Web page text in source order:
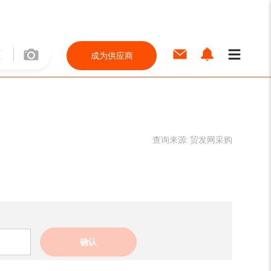
成为供应商
查询来源: 贸发网采购
确认